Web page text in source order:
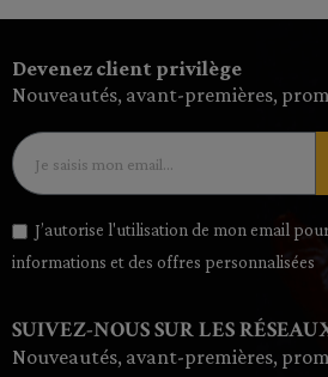
Devenez client privilège
Nouveautés, avant-premières,
J’autorise l'utilisation de mon email
informations et des offres personnalisées
SUIVEZ-NOUS SUR LES
Nouveautés, avant-premières,